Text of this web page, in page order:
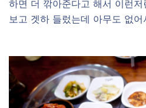
하면 더 깎아준다고 해서 이런
보고 겟하 들렀는데 아무도 없